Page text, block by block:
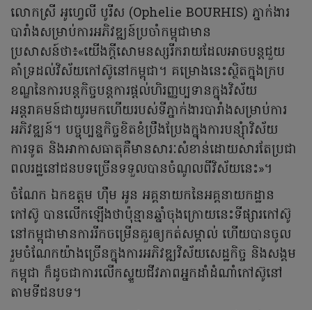
លោកស្រី អូហ្វេលី បូរីស (Ophelie BOURHIS) ភ្នាក់ងារ
បារាំងសម្រាប់ការអភិវឌ្ឍន៍ប្រចាំកម្ពុជាមាន
ប្រសាសន៍ថា៖«យើងក្ដីសោមនស្សរីករាយដែលអាចបន្តជួយ
គាំទ្រដល់វិស័យកៅស៊ូនៅកម្ពុជា។ គម្រោងនេះស្ថិតក្នុងក្រប
ខណ្ឌនៃការបន្តកិច្ចបន្តការផ្ដល់ហិរញ្ញប្បទានក្នុងវិស័យ
អន្តរាគមន៍ជាយូរមកហើយរបស់ទីភ្នាក់ងារបារាំងសម្រាប់ការ
អភិវឌ្ឍន៍។ បច្ចុប្បន្នកិច្ចខិតខំប្រឹងប្រែងក្នុងការបន្សុំាវិស័យ
ការទូត និងអាកាសធាតុគឺមានសារៈសំខាន់ដោយសារតែប្រជា
ពលរដ្ឋនៅជនបទច្រើនទទួលបានចំណូលពីវិស័យនេះ»។
ចំណែក ឯកឧត្តម ហ៊ឹម អូន អគ្គនាយកនៃអគ្គនាយកដ្ឋាន
កៅស៊ូ បានលើកឡើងថាប៉ុន្មានឆ្នាំចុងក្រោយនេះទីផ្សារកៅស៊ូ
នៅកម្ពុជាមានការរីកចម្រើនគួរឲ្យកត់សម្គាល់ ហើយបានចូល
រួមចំណែកយ៉ាងច្រើនក្នុងការអភិវឌ្ឍវិស័យសេដ្ឋកិច្ច និងសង្គម
កម្ពុជា ក៏ដូចជាការលើកស្ទួយជីវភាពអ្នកដាំដំណាំកៅស៊ូនៅ
តាមទីជនបទ។